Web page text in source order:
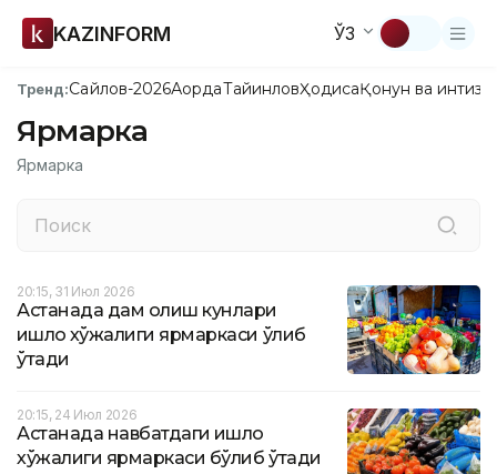
KAZINFORM ЎЗ
Тренд:Сайлов-2026АқордаТайинловҲодисаҚонун ва
Ярмарка
Ярмарка
20:15, 31 Июл 2026
Астанада дам олиш кунлари
қишлоқ хўжалиги ярмаркаси ўлиб
ўтади
20:15, 24 Июл 2026
Астанада навбатдаги қишлоқ
хўжалиги ярмаркаси бўлиб ўтади